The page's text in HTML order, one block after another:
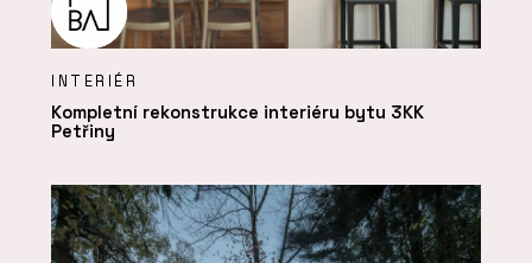
INTERIÉR
Kompletní rekonstrukce interiéru bytu 3KK
Petřiny